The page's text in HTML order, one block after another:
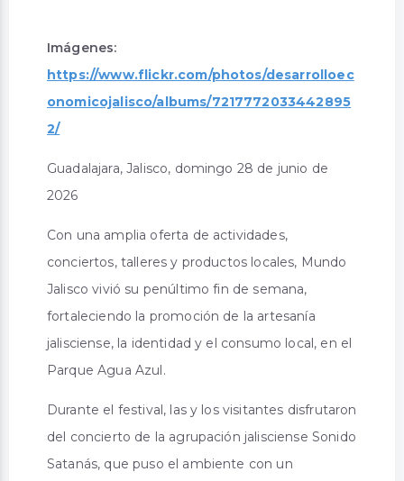
Imágenes:
https://www.flickr.com/photos/desarrolloec
onomicojalisco/albums/7217772033442895
2/
Guadalajara, Jalisco, domingo 28 de junio de
2026
Con una amplia oferta de actividades,
conciertos, talleres y productos locales, Mundo
Jalisco vivió su penúltimo fin de semana,
fortaleciendo la promoción de la artesanía
jalisciense, la identidad y el consumo local, en el
Parque Agua Azul.
Durante el festival, las y los visitantes disfrutaron
del concierto de la agrupación jalisciense Sonido
Satanás, que puso el ambiente con un